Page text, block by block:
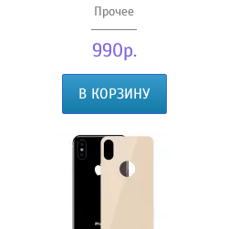
Прочее
990р.
В КОРЗИНУ